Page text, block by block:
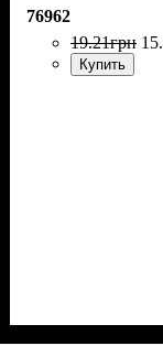
76962
19.21грн 15.
Купить